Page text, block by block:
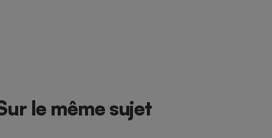
le même sujet